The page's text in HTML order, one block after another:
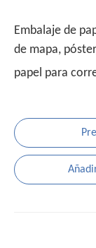
Embalaje de
de mapa,
papel para